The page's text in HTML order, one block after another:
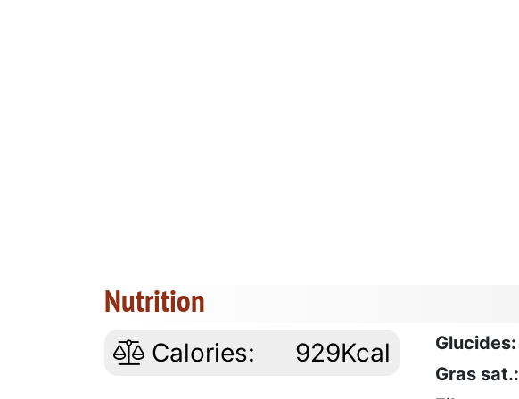
Nutrition
Calories: 929Kcal Glucides:
Gras sat.: